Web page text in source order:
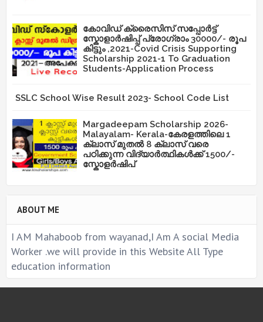
കോവിഡ് ക്രൈസിസ് സപ്പോർട്ട്
സ്കോളാർഷിപ്പ് പ്രോഗ്രാം 30000/- രൂപ
കിട്ടും ,2021-Covid Crisis Supporting
Scholarship 2021-1 To Graduation
Students-Application Process
SSLC School Wise Result 2023- School Code List
Margadeepam Scholarship 2026-
Malayalam- Kerala-കേരളത്തിലെ 1
ക്ലാസ് മുതൽ 8 ക്ലാസ് വരെ
പഠിക്കുന്ന വിദ്യാർത്ഥികൾക്ക് 1500/-
സ്കോളർഷിപ്
ABOUT ME
I AM Mahaboob from wayanad,I Am A social Media
Worker .we will provide in this Website All Type
education information